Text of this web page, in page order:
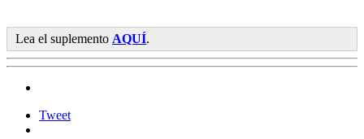
Lea el suplemento AQUÍ.
Tweet